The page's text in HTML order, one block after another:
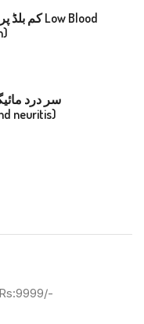
neuritis)